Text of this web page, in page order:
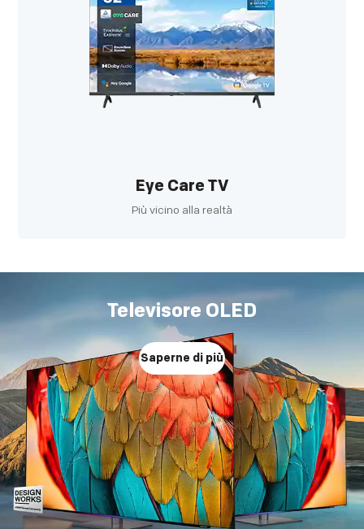
Eye Care TV
Più vicino alla realtà
Televisore OLED
Saperne di più